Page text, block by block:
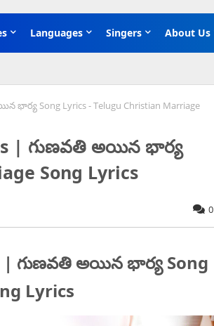
Languages Singers About Us
భార్య Song Lyrics - Telugu Christian Marriage
| గుణవతి అయిన భార్య
Song Lyrics
0
| గుణవతి అయిన భార్య Song
Lyrics